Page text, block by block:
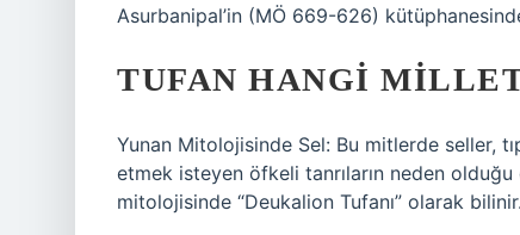
Asurbanipal’in (MÖ 669-626)
TUFAN HANGI
Yunan Mitolojisinde Sel: Bu mitlerde seller,
etmek isteyen öfkeli tanrıların neden
mitolojisinde “Deukalion Tufanı” olarak bilinir.